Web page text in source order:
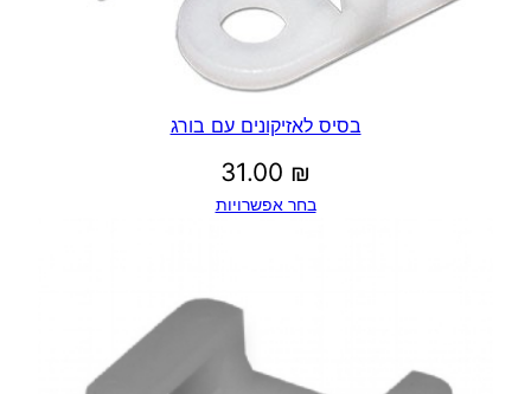
בסיס לאזיקונים עם בורג
31.00 ₪
בחר אפשרויות